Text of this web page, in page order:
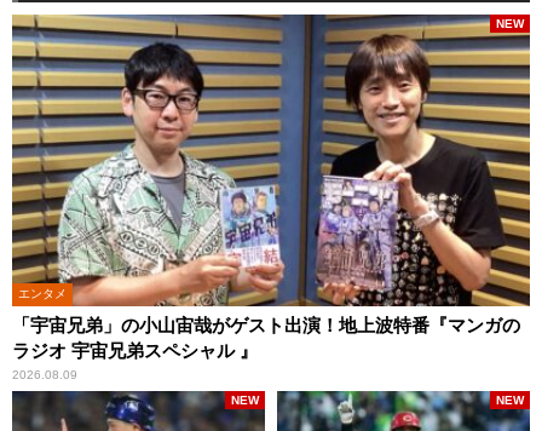
エンタメ
「宇宙兄弟」の小山宙哉がゲスト出演！地上波特番『マンガの
ラジオ 宇宙兄弟スペシャル 』
2026.08.09
NEW
NEW NEW